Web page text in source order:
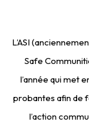
L’ASI
Safe
l’année qui met
probantes afin de
l’action